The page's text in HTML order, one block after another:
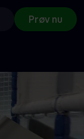
Prøv nu